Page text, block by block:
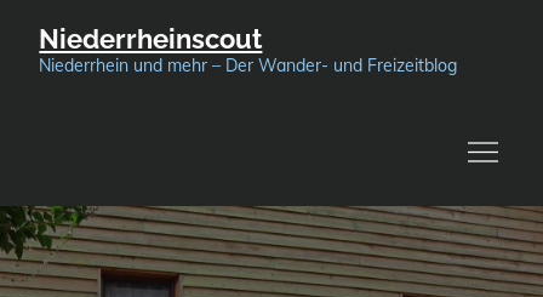
Niederrheinscout
Niederrhein und mehr – Der Wander- und Freizeitblog